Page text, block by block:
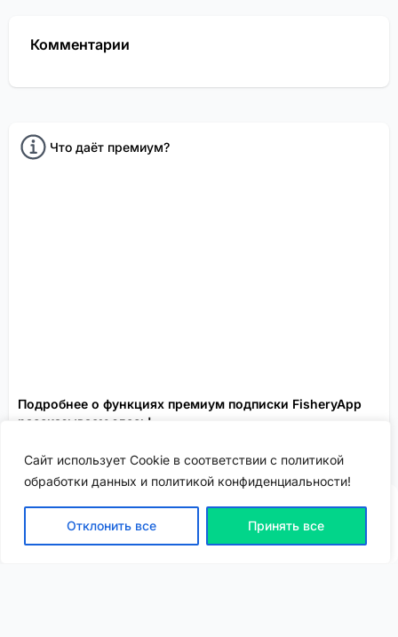
Сайт использует Cookie в соответствии с политикой
обработки данных и политикой конфиденциальности!
Отклонить все Принять все
Комментарии
Подробнее о функциях премиум подписки FisheryApp
рассказываем здесь!
ВХОД | РЕГИСТРАЦИЯ